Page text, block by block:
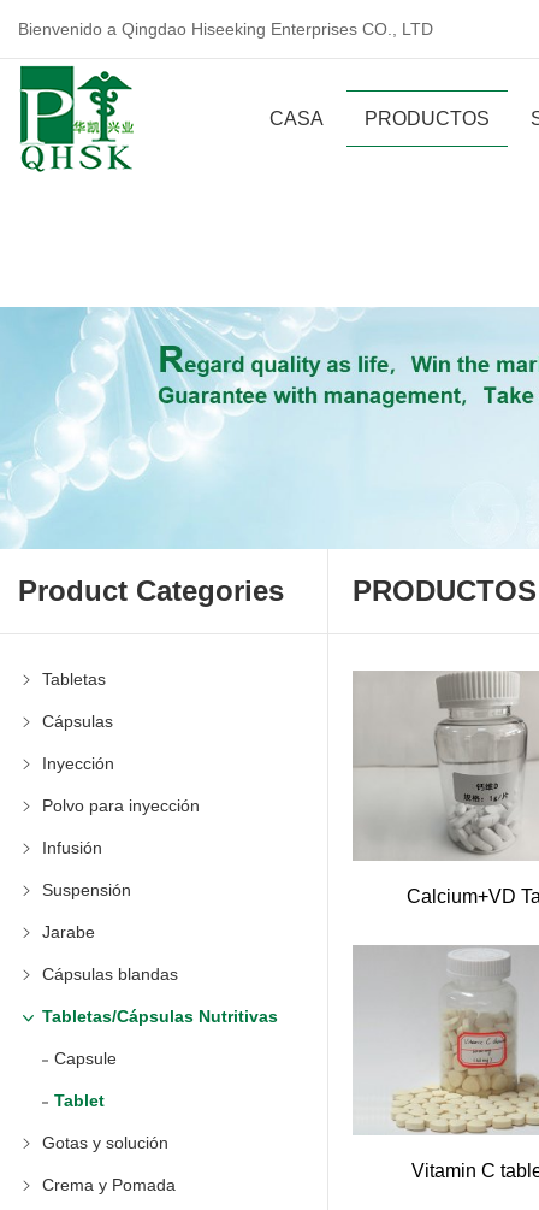
Bienvenido a Qingdao Hiseeking Enterprises CO., LTD
CASA PRODUCTOS
Product Categories PRODUCTOS
Tabletas
Cápsulas
Inyección
Polvo para inyección
Infusión
Suspensión
Jarabe
Cápsulas blandas
Tabletas/Cápsulas Nutritivas
Capsule
Tablet
Gotas y solución
Crema y Pomada
Calcium+VD
Vitamin C